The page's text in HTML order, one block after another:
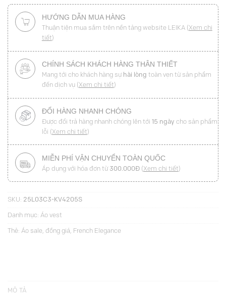
HƯỚNG DẪN MUA HÀNG
Thuận tiện mua sắm trên nền tảng website LEIKA (Xem chi
tiết)
CHÍNH SÁCH KHÁCH HÀNG THÂN THIẾT
Mang tới cho khách hàng sự hài lòng toàn vẹn từ sản phẩm
đến dịch vụ (Xem chi tiết)
ĐỔI HÀNG NHANH CHÓNG
Được đổi trả hàng nhanh chóng lên tới 15 ngày cho sản phẩm
lỗi (Xem chi tiết)
MIỄN PHÍ VẬN CHUYỂN TOÀN QUỐC
Áp dụng với hóa đơn từ 300.000Đ(Xem chi tiết)
SKU: 25L03C3-KV4205S
Danh mục: Áo vest
Thẻ: Áo sale, đồng giá, French Elegance
MÔ TẢ